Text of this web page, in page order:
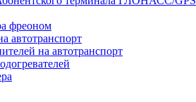
фреоном
автотранспорт
на автотранспорт